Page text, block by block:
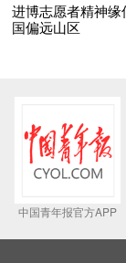
进博志愿者精神缘
国偏远山区
中国青年报官方APP